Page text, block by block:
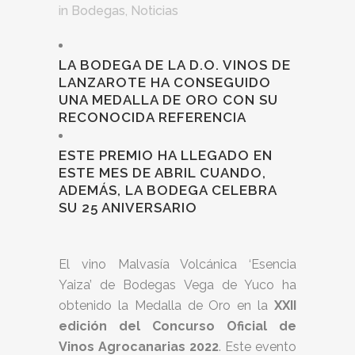
in Bodegas, Noticias
LA BODEGA DE LA D.O. VINOS DE
LANZAROTE HA CONSEGUIDO
UNA MEDALLA DE ORO CON SU
RECONOCIDA REFERENCIA
ESTE PREMIO HA LLEGADO EN
ESTE MES DE ABRIL CUANDO,
ADEMÁS, LA BODEGA CELEBRA
SU 25 ANIVERSARIO
El vino Malvasía Volcánica ‘Esencia
Yaiza’ de Bodegas Vega de Yuco ha
obtenido la Medalla de Oro en la XXII
edición del Concurso Oficial de
Vinos Agrocanarias 2022. Este evento